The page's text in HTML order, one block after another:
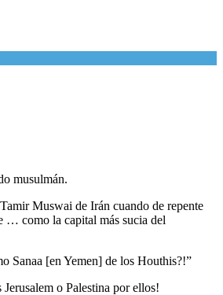
musulmán.
Muswai de Irán cuando de repente
… como la capital más sucia del
Sanaa [en Yemen] de los Houthis?!”
o Palestina por ellos!